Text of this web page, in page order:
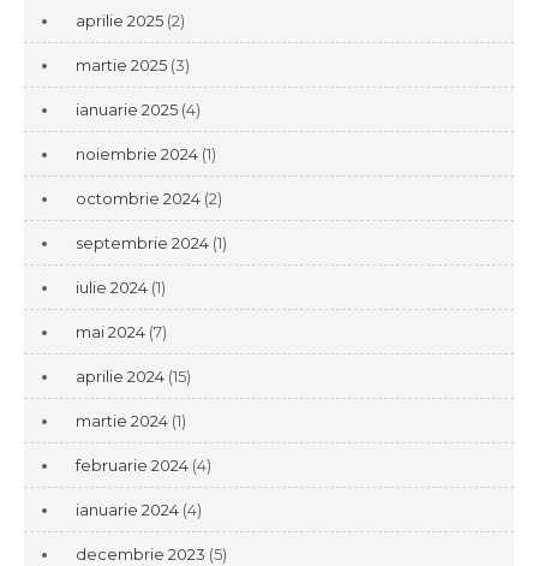
aprilie 2025 (2)
martie 2025 (3)
ianuarie 2025 (4)
noiembrie 2024 (1)
octombrie 2024 (2)
septembrie 2024 (1)
iulie 2024 (1)
mai 2024 (7)
aprilie 2024 (15)
martie 2024 (1)
februarie 2024 (4)
ianuarie 2024 (4)
decembrie 2023 (5)